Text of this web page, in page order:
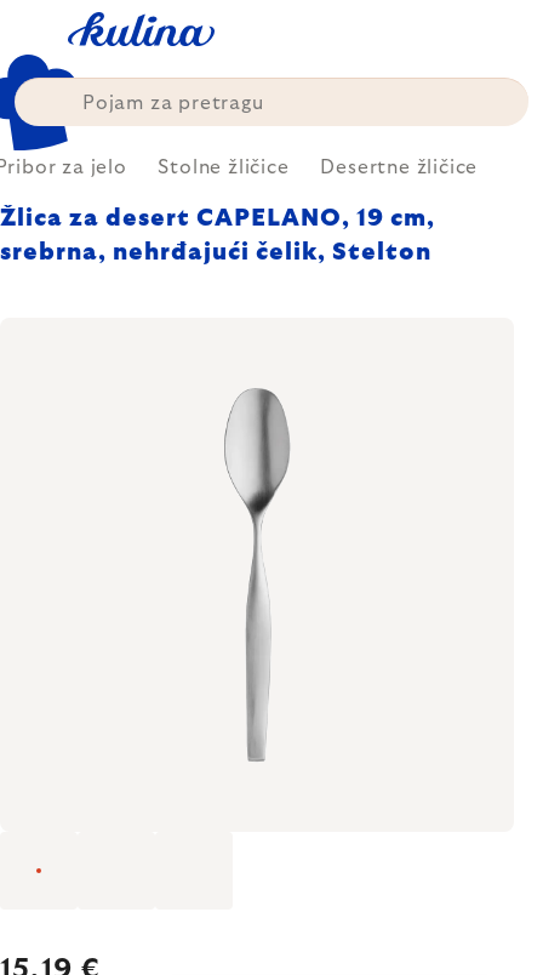
content
za jelo Stolne žličice Desertne žličice
Žlica za desert CAPELANO, 19 cm,
srebrna, nehrđajući čelik, Stelton